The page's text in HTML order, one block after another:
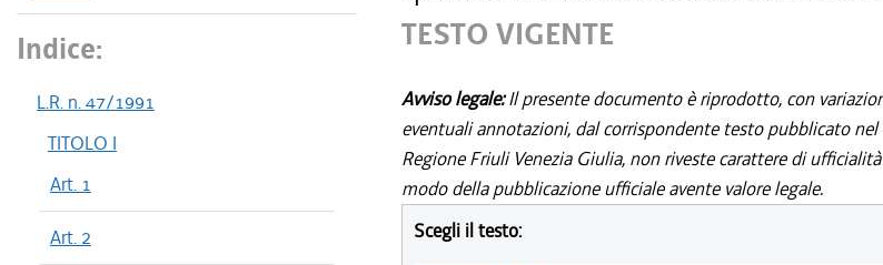
Indice:
L.R. n. 47/1991
TITOLO I
Art. 1
Art. 2
TESTO VIGENTE
Avviso legale:Il presente documento è riprodotto, con
eventuali annotazioni, dal corrispondente testo pubblicato
Regione Friuli Venezia Giulia, non riveste carattere di
modo della pubblicazione ufficiale avente valore legale.
Scegli il testo: